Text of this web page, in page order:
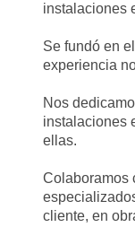
instalaciones
Se fundó en
experiencia
Nos
instalaciones
ellas.
Colaboramos
cliente, en